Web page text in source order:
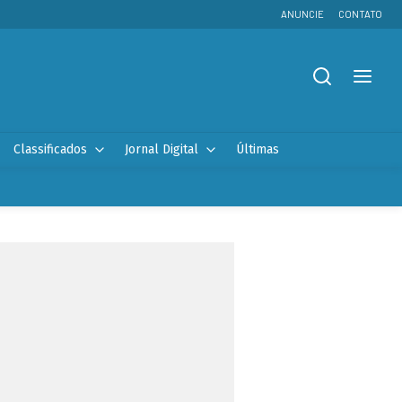
ANUNCIE CONTATO
Classificados Jornal Digital Últimas